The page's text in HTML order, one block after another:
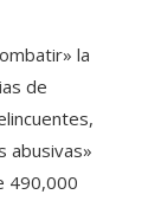
la
de
abusivas»
490,000